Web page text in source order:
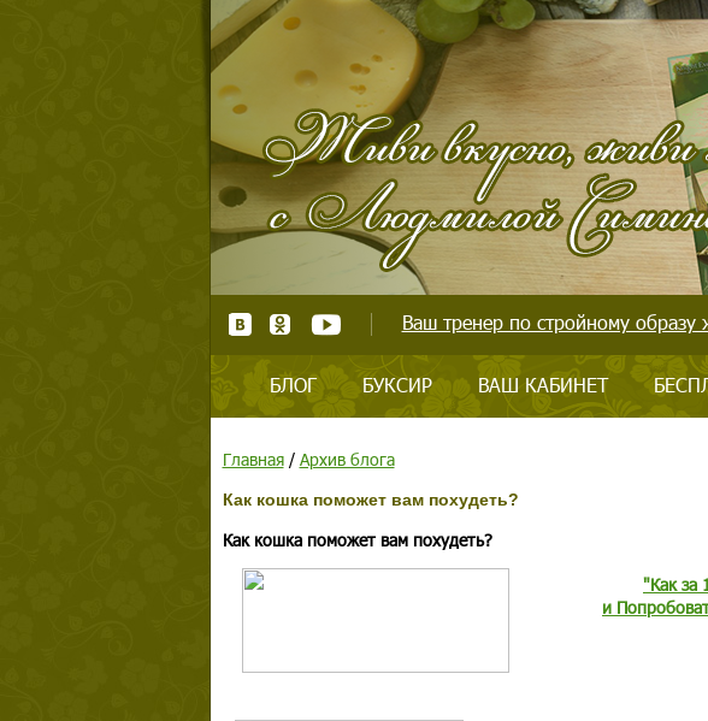
Ваш тренер по стройному образу
БЛОГ БУКСИР ВАШ КАБИНЕТ
Главная/ Архив блога
Как кошка поможет вам похудеть?
Как кошка поможет вам похудеть?
"Как за
и